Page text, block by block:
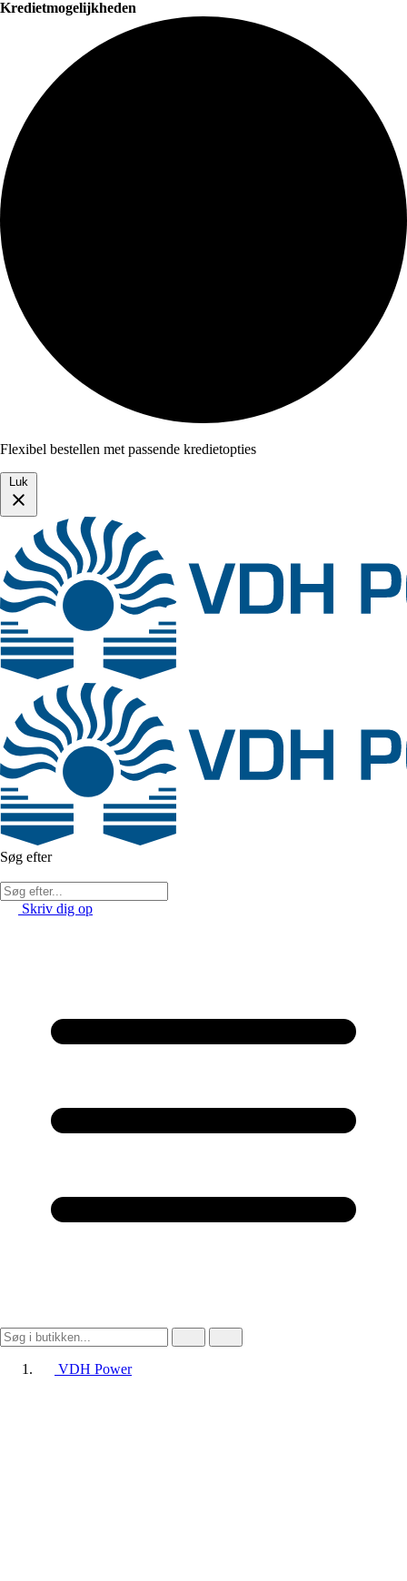
Kredietmogelijkheden
Flexibel bestellen met passende kredietopties
Luk
Søg efter
Skriv dig op
VDH Power